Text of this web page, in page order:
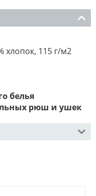
хлопок, 115 г/м2
белья
рюш и ушек